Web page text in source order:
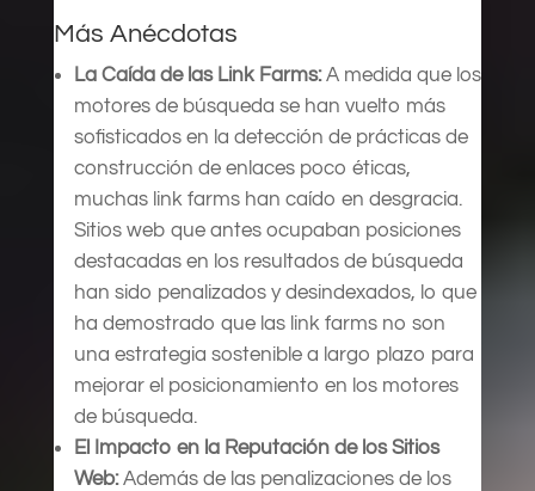
Más Anécdotas
La Caída de las Link Farms:A medida que los
motores de búsqueda se han vuelto más
sofisticados en la detección de prácticas de
construcción de enlaces poco éticas,
muchas link farms han caído en desgracia.
Sitios web que antes ocupaban posiciones
destacadas en los resultados de búsqueda
han sido penalizados y desindexados, lo que
ha demostrado que las link farms no son
una estrategia sostenible a largo plazo para
mejorar el posicionamiento en los motores
de búsqueda.
El Impacto en la Reputación de los Sitios
Web:Además de las penalizaciones de los